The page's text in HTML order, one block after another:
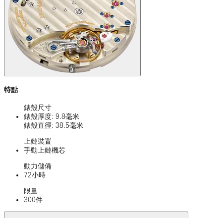
特點
錶殼尺寸
錶殼厚度: 9.8毫米
錶殼直徑: 38.5毫米
上鏈裝置
手動上鏈機芯
動力儲備
72小時
限量
300件